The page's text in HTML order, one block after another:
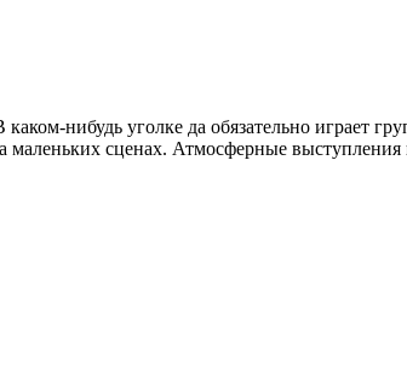
нибудь уголке да обязательно играет
сценах. Атмосферные